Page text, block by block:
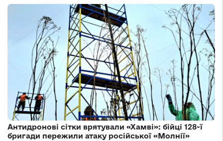
Антидронові сітки врятували «Хамві»: бійці 128-ї
бригади пережили атаку російської «Молнії»